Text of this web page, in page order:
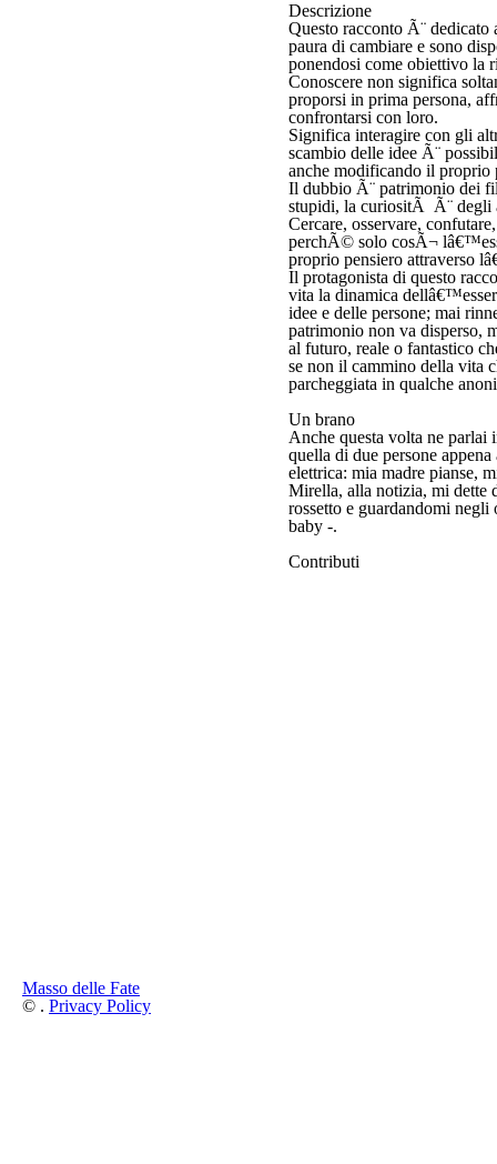
Descrizione
Questo racconto Ã¨
paura di cambiare e sono
ponendosi come obiettivo la
Conoscere non significa
proporsi in prima persona,
confrontarsi con loro.
Significa interagire con gli
scambio delle idee Ã¨
anche modificando il proprio
Il dubbio Ã¨ patrimonio dei
stupidi, la curiositÃ Ã¨ degli
Cercare, osservare,
perchÃ© solo cosÃ¬
proprio pensiero attraverso
Il protagonista di questo
vita la dinamica
idee e delle persone; mai
patrimonio non va disperso,
al futuro, reale o fantastico
se non il cammino della vita
parcheggiata in qualche
Un brano
Anche questa volta ne parlai
quella di due persone
elettrica: mia madre pianse,
Mirella, alla notizia, mi dette
rossetto e guardandomi
baby -.
Contributi
Masso delle Fate
© . Privacy Policy